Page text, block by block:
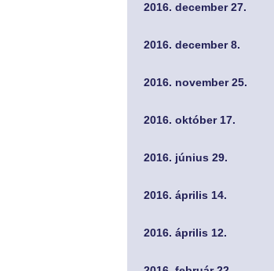
2016. december 27.
2016. december 8.
2016. november 25.
2016. október 17.
2016. június 29.
2016. április 14.
2016. április 12.